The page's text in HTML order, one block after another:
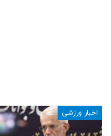
اخبار ورزشی